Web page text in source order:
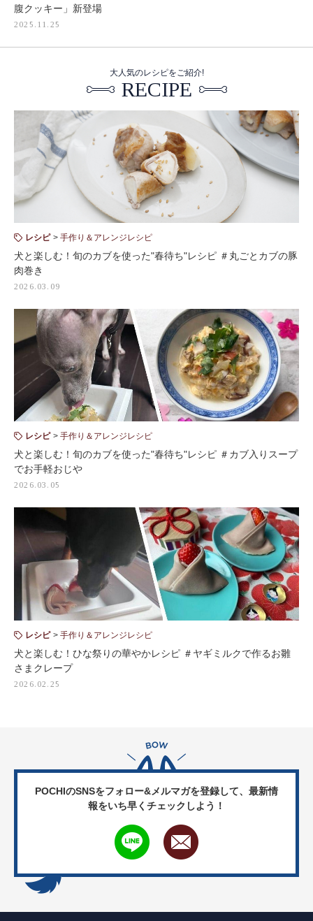
腹クッキー」新登場
2025.11.25
大人気のレシピをご紹介!
RECIPE
レシピ 手作り＆アレンジレシピ
犬と楽しむ！旬のカブを使った"春待ち"レシピ ＃丸ごとカブの豚
肉巻き
2026.03.09
レシピ 手作り＆アレンジレシピ
犬と楽しむ！旬のカブを使った"春待ち"レシピ ＃カブ入りスープ
でお手軽おじや
2026.03.05
レシピ 手作り＆アレンジレシピ
犬と楽しむ！ひな祭りの華やかレシピ ＃ヤギミルクで作るお雛
さまクレープ
2026.02.25
POCHIのSNSをフォロー&メルマガを登録して、 最新情
報をいち早くチェックしよう！